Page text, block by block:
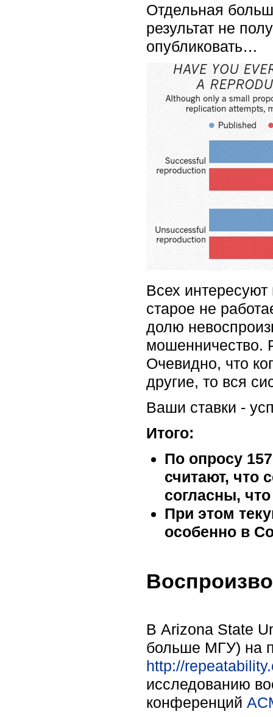
Отдельная
результат не
опубликовать…
Всех
старое не
долю
мошенничество.
Очевидно, что
другие, то вся
Ваши ставки -
Итого:
По опросу
считают, что
согласны,
При этом
особенно в
В Arizona State
больше МГУ) на
http://
исследованию
конференций